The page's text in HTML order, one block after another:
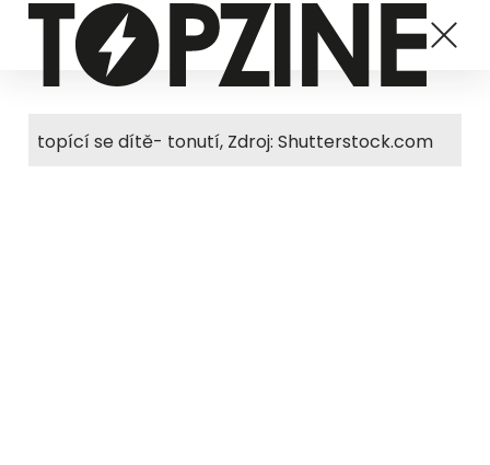
topící se dítě- tonutí, Zdroj: Shutterstock.com